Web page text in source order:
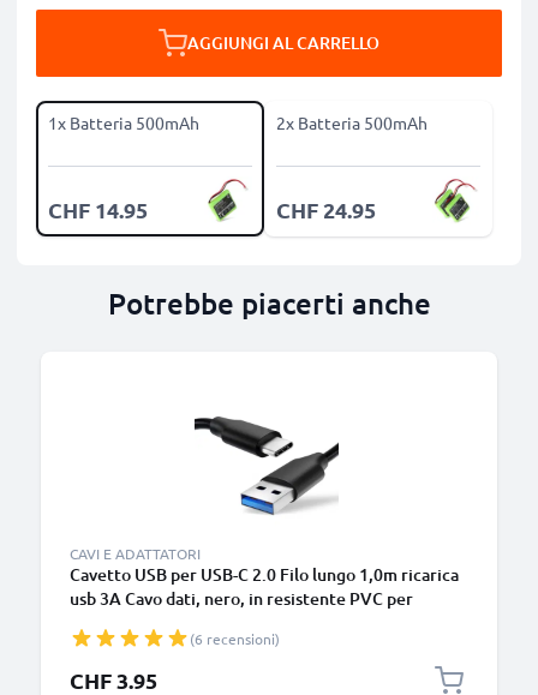
AGGIUNGI AL CARRELLO
1x Batteria 500mAh
CHF 14.95
2x Batteria 500mAh
CHF 24.95
Potrebbe piacerti anche
CAVI E ADATTATORI
Cavetto USB per USB-C 2.0 Filo lungo 1,0m ricarica
usb 3A Cavo dati, nero, in resistente PVC per
fotocamera Canon, Panasonic Lumix, Sony
connettore tipo C
(6 recensioni)
CHF 3.95